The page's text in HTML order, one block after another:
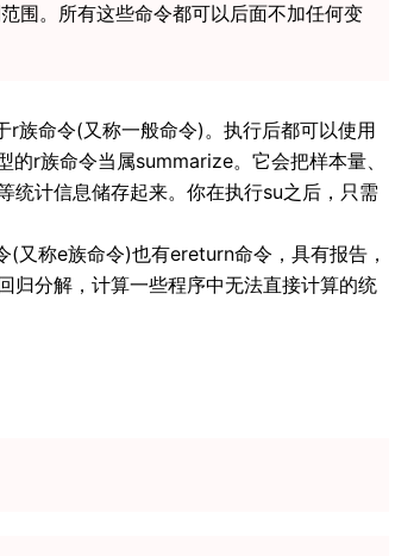
围。所有这些命令都可以后面不加任何变
族命令(又称一般命令)。执行后都可以使用
r族命令当属summarize。它会把样本量、
统计信息储存起来。你在执行su之后，只需
又称e族命令)也有ereturn命令，具有报告，
归分解，计算一些程序中无法直接计算的统